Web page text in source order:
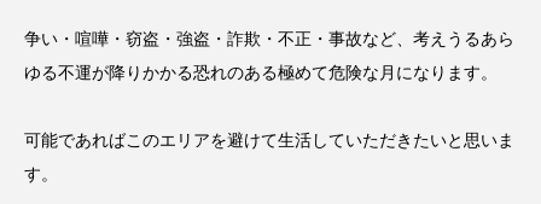
争い・喧嘩・窃盗・強盗・詐欺・不正・事故など、考えうるあら
ゆる不運が降りかかる恐れのある極めて危険な月になります。
可能であればこのエリアを避けて生活していただきたいと思いま
す。